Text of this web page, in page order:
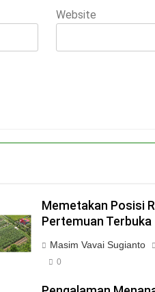
Website
Memetakan Posisi
Pertemuan Terbuka
Masim Vavai Sugianto
0